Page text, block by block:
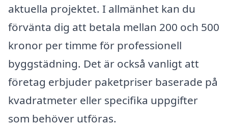
aktuella projektet. I allmänhet kan du
förvänta dig att betala mellan 200 och 500
kronor per timme för professionell
byggstädning. Det är också vanligt att
företag erbjuder paketpriser baserade på
kvadratmeter eller specifika uppgifter
som behöver utföras.